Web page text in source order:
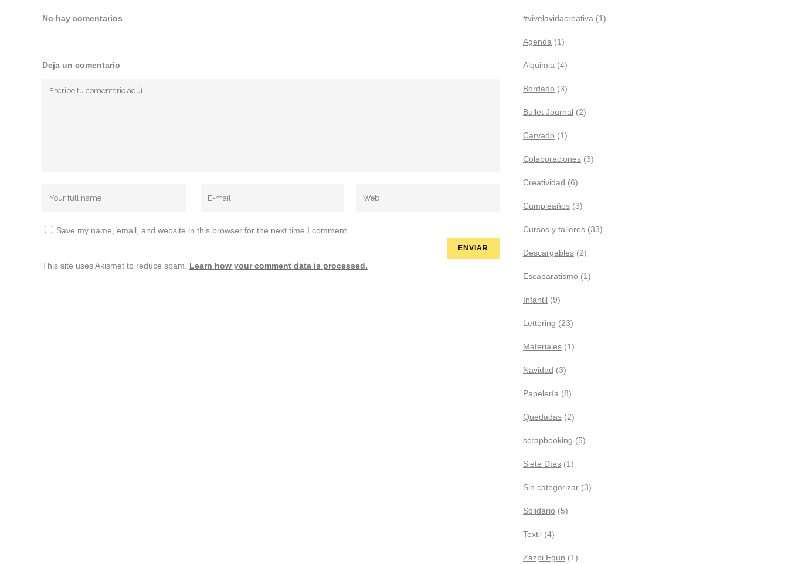
No hay comentarios
Deja un comentario
Save my name, email, and website in this browser for the next time I comment.
This site uses Akismet to reduce spam. Learn how your comment data is processed.
#vivelavidacreativa (1)
Agenda (1)
Alquimia (4)
Bordado (3)
Bullet Journal (2)
Carvado (1)
Colaboraciones(3)
Creatividad (6)
Cumpleaños(3)
Cursos y talleres(33)
Descargables(2)
Escaparatismo (1)
Infantil (9)
Lettering (23)
Materiales(1)
Navidad (3)
Papelería (8)
Quedadas(2)
scrapbooking (5)
Siete Días(1)
Sin categorizar(3)
Solidario (5)
Textil (4)
Zazpi Egun (1)